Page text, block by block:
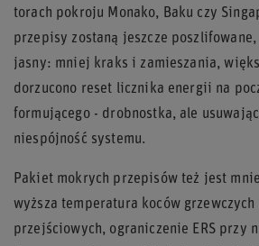
torach pokroju Monako, Baku czy
przepisy zostaną jeszcze
jasny: mniej kraks i zamieszania,
dorzucono reset licznika energii na
formującego - drobnostka, ale
niespójność systemu.
Pakiet mokrych przepisów też jest
wyższa temperatura koców grzewczych
przejściowych, ograniczenie ERS przy